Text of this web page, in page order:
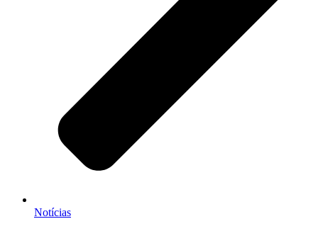
Notícias